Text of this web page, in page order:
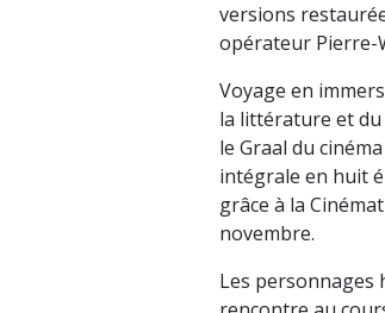
versions
opérateur Pierre-
Voyage en
la littérature et du
le Graal du
intégrale en huit
grâce à la
novembre.
Les personnages